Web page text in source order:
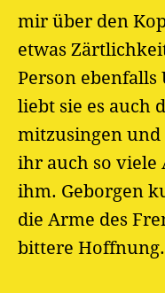
mir über den
etwas
Person
liebt sie es auch
mitzusingen
ihr auch so viele
ihm. Geborgen
die Arme des
bittere Hoffnung.